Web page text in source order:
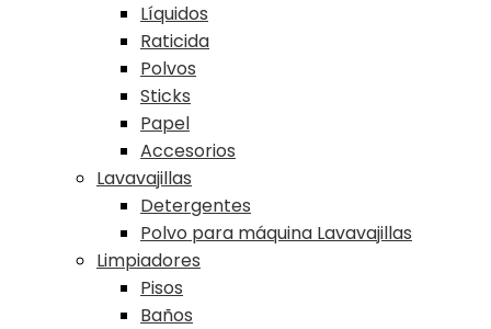
Líquidos
Raticida
Polvos
Sticks
Papel
Accesorios
Lavavajillas
Detergentes
Polvo para máquina Lavavajillas
Limpiadores
Pisos
Baños